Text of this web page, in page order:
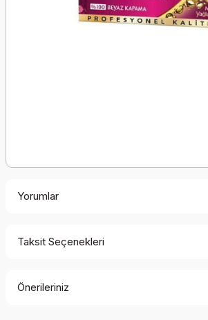
Yorumlar
Taksit Seçenekleri
Önerileriniz